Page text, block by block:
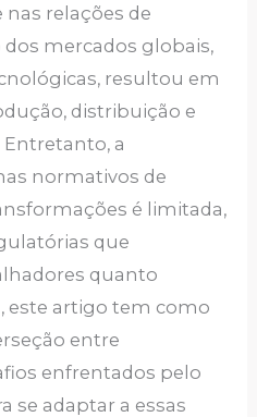
relações de
mercados globais,
resultou em
distribuição e
Entretanto, a
normativos de
é limitada,
que
quanto
este artigo tem como
entre
enfrentados pelo
se adaptar a essas